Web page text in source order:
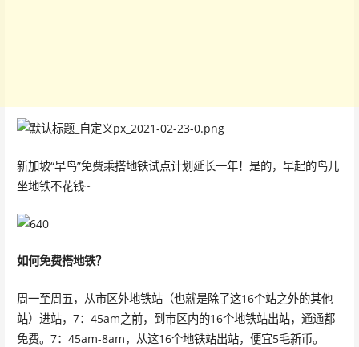
新加坡“早鸟”免费乘搭地铁试点计划延长一年！是的，早起的鸟儿
坐地铁不花钱~
如何免费搭地铁？
周一至周五，从市区外地铁站（也就是除了这16个站之外的其他
站）进站，7：45am之前，到市区内的16个地铁站出站，通通都
免费。7：45am-8am，从这16个地铁站出站，便宜5毛新币。